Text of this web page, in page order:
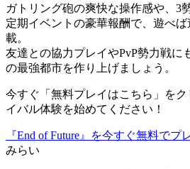
ガトリング砲の爽快な操作感や、3
定期イベントの豪華報酬で、遊べ
載。
友達との協力プレイやPvP勢力戦に
の最強都市を作り上げましょう。
今すぐ「無料プレイはこちら」を
イバル体験を始めてください！
『End of Future』を今すぐ無料でプ
みらい